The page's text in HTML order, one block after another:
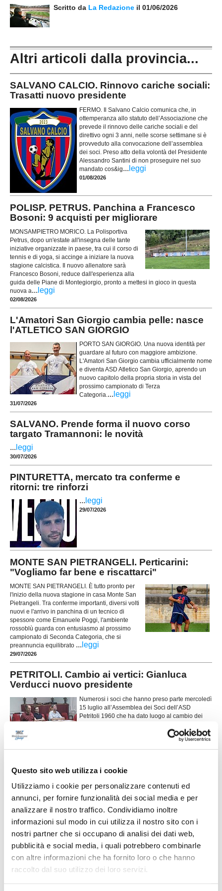
Questo sito web utilizza i cookie
Utilizziamo i cookie per personalizzare contenuti ed
annunci, per fornire funzionalità dei social media e per
analizzare il nostro traffico. Condividiamo inoltre
informazioni sul modo in cui utilizza il nostro sito con i
nostri partner che si occupano di analisi dei dati web,
pubblicità e social media, i quali potrebbero combinarle
con altre informazioni che ha fornito loro o che hanno
raccolto dal suo utilizzo dei loro servizi.
Scritto da La Redazione il 01/06/2026
Altri articoli dalla provincia...
SALVANO CALCIO. Rinnovo cariche sociali:
Trasatti nuovo presidente
FERMO. Il Salvano Calcio comunica che, in
ottemperanza allo statuto dell’Associazione che
prevede il rinnovo delle cariche sociali e del
direttivo ogni 3 anni, nelle scorse settimane si è
provveduto alla convocazione dell’assemblea
dei soci. Preso atto della volontà del Presidente
Alessandro Santini di non proseguire nel suo
mandato cos&ig... leggi
01/08/2026
POLISP. PETRUS. Panchina a Francesco
Bosoni: 9 acquisti per migliorare
MONSAMPIETRO MORICO. La Polisportiva
Petrus, dopo un'estate all'insegna delle tante
iniziative organizzate in paese, tra cui il corso di
tennis e di yoga, si accinge a iniziare la nuova
stagione calcistica. Il nuovo allenatore sarà
Francesco Bosoni, reduce dall'esperienza alla
guida delle Piane di Montegiorgio, pronto a mettesi in gioco in questa
nuova a... leggi
02/08/2026
L'Amatori San Giorgio cambia pelle: nasce
l'ATLETICO SAN GIORGIO
PORTO SAN GIORGIO. Una nuova identità per
guardare al futuro con maggiore ambizione.
L'Amatori San Giorgio cambia ufficialmente nome
e diventa ASD Atletico San Giorgio, aprendo un
nuovo capitolo della propria storia in vista del
prossimo campionato di Terza
Categoria.... leggi
31/07/2026
SALVANO. Prende forma il nuovo corso
targato Tramannoni: le novità
... leggi
30/07/2026
PINTURETTA, mercato tra conferme e
ritorni: tre rinforzi
... leggi
29/07/2026
MONTE SAN PIETRANGELI. Perticarini:
"Vogliamo far bene e riscattarci"
MONTE SAN PIETRANGELI. È tutto pronto per
l'inizio della nuova stagione in casa Monte San
Pietrangeli. Tra conferme importanti, diversi volti
nuovi e l'arrivo in panchina di un tecnico di
spessore come Emanuele Poggi, l'ambiente
rossoblù guarda con entusiasmo al prossimo
campionato di Seconda Categoria, che si
preannuncia equilibrato ... leggi
29/07/2026
PETRITOLI. Cambio ai vertici: Gianluca
Verducci nuovo presidente
Numerosi i soci che hanno preso parte mercoledì
15 luglio all’Assemblea dei Soci dell’ASD
Petritoli 1960 che ha dato luogo al cambio dei
storico sodalizio sportivo petritolese. Il Presidente
Giuseppe Vitali ha relazionato sull’ultima
stagione, ringraziando tutti per i...leggi
allenatore è Senigagliesi
Il Montegranaro ha sciolto le riserve e ha individuato l'allenatore che
guiderà la squadra nella prossima stagione. La società ha infatti affidato la
panchina a Stefano Senigagliesi, tecnico di esperienza con un lun... leggi
SPES VALDASO, mercato nel segno dei
ritorni: le novità
... leggi